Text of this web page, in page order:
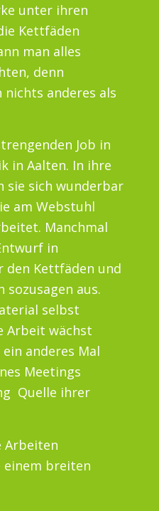
unter ihren
Kettfäden
man alles
denn
anderes als
Job in
in Aalten. In ihre
sie sich wunderbar
am Webstuhl
Manchmal
in
Kettfäden und
sozusagen aus.
selbst
Arbeit wächst
anderes Mal
Meetings
Quelle ihrer
Arbeiten
einem breiten